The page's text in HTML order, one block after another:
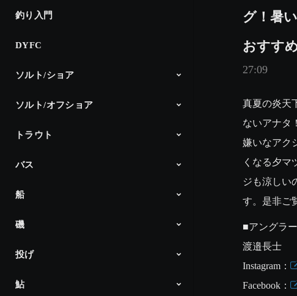
The Fishing
釣り時季
North Angler’s TV
Dz SALT 2ND
アングラーインプレッション
CM
釣り入門
DYFC
ソルト/ショア
シーバス
サーフゲーム
ショアプラッキング＆ショアジギ
エギング
アジング
メバリング
ロックフィッシュ
チニング
その他
DAIWA Salt Lure Channel
Products
ソルト/オフショア
オフショアヘビー
ライトキャスティング
スロージギング
ライトジギング
タイラバ
タチウオジギング
ボートエギング
イカメタル
Products
トラウト
DAIWA TROUT
Products
バス
船
磯
DAIWA 磯チャンネル
Products
投げ
鮎
グ！暑
おすす
27:09
真夏の炎天
ないアナタ
嫌いなアク
くなる夕マ
ジも涼しい
す。是非ご
■アングラー
渡邉長士
Instagram：
Facebook：